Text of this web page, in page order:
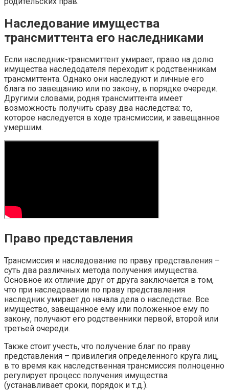
Наследование имущества
трансмиттента его наследниками
Если наследник-трансмиттент умирает, право на долю
имущества наследодателя переходит к родственникам
трансмиттента. Однако они наследуют и личные его
блага по завещанию или по закону, в порядке очереди.
Другими словами, родня трансмиттента имеет
возможность получить сразу два наследства: то,
которое наследуется в ходе трансмиссии, и завещанное
умершим.
Право представления
Трансмиссия и наследование по праву представления –
суть два различных метода получения имущества.
Основное их отличие друг от друга заключается в том,
что при наследовании по праву представления
наследник умирает до начала дела о наследстве. Все
имущество, завещанное ему или положенное ему по
закону, получают его родственники первой, второй или
третьей очереди.
Также стоит учесть, что получение благ по праву
представления – привилегия определенного круга лиц,
в то время как наследственная трансмиссия полноценно
регулирует процесс получения имущества
(устанавливает сроки, порядок и т.д.).